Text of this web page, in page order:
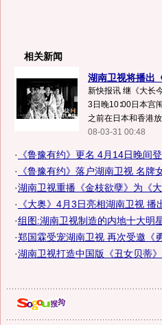
相关新闻
湖南卫视将播出
新快报讯 继《大长
3日晚10∶00日本宫
之前在日本和香港
08-03-31 00:48
· 《鲁豫有约》更名 4月14日晚间
· 《鲁豫有约》落户湖南卫视 名牌
·湖南卫视重播《金枝欲孽》为《
· 《大奥》4月3日亮相湖南卫视 播
·组图:湖南卫视制造的内地十大明
·郑国霖受宠湖南卫视 再次受邀《
·湖南卫视打造中国版《丑女贝蒂